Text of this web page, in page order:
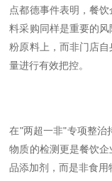
点都德事件表明，餐
料采购同样是重要的
粉原料上，而非门店
量进行有效把控。
在"两超一非"专项整治
物质的检测更是餐饮
品添加剂，而是非食用